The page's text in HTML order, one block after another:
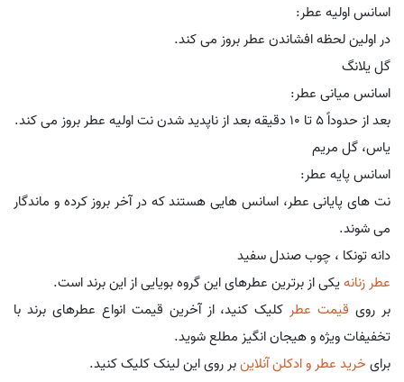
اسانس اولیه عطر:
در اولین لحظه افشاندن عطر بروز می کند.
گل یلانگ
اسانس میانی عطر:
بعد از حدوداً 5 تا 10 دقیقه بعد از ناپدید شدن نت اولیه عطر بروز می کند.
یاس، گل مریم
اسانس پایه عطر:
نت های پایانی عطر، اسانس هایی هستند که در آخر بروز کرده و ماندگار
می شوند.
دانه تونکا ، چوب صندل سفید
عطر زنانهیکی از برترین عطرهای این گروه بویایی از این برند است.
بر روی قیمت عطر کلیک کنید، از آخرین قیمت انواع عطرهای برند با
تخفیفات ویژه و هیجان انگیز مطلع شوید.
برایخرید عطر و ادکلن آنلاینبر روی این لینک کلیک کنید.